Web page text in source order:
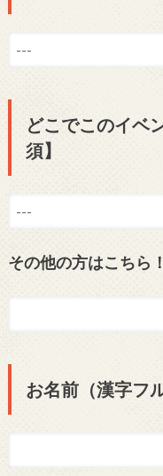
どこでこのイベ
須】
その他の方はこちら！
お名前（漢字フ